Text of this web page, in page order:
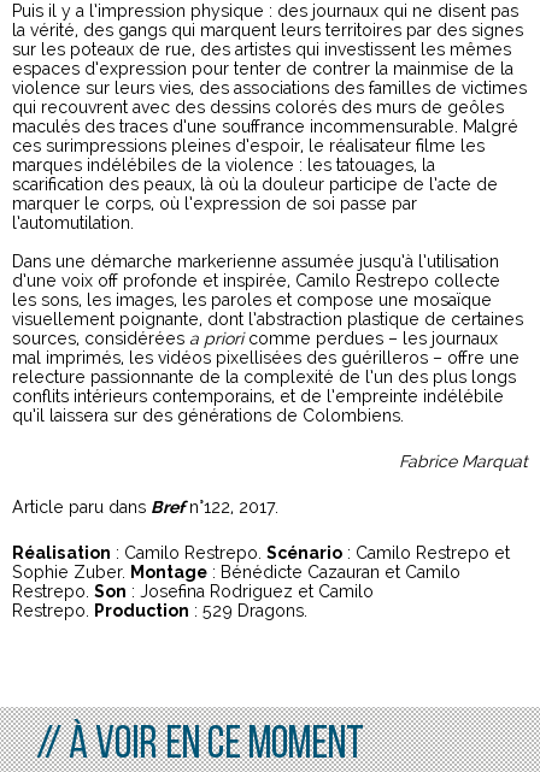
Puis il y a l’impression physique : des journaux qui ne disent pas
la vérité, des gangs qui marquent leurs territoires par des signes
sur les poteaux de rue, des artistes qui investissent les mêmes
espaces d’expression pour tenter de contrer la mainmise de la
violence sur leurs vies, des associations des familles de victimes
qui recouvrent avec des dessins colorés des murs de geôles
maculés des traces d’une souffrance incommensurable. Malgré
ces surimpressions pleines d’espoir, le réalisateur filme les
marques indélébiles de la violence : les tatouages, la
scarification des peaux, là où la douleur participe de l’acte de
marquer le corps, où l’expression de soi passe par
l’automutilation.
Dans une démarche markerienne assumée jusqu’à l’utilisation
d’une voix off profonde et inspirée, Camilo Restrepo collecte
les sons, les images, les paroles et compose une mosaïque
visuellement poignante, dont l’abstraction plastique de certaines
sources, considérées a prioricomme perdues – les journaux
mal imprimés, les vidéos pixellisées des guérilleros – offre une
relecture passionnante de la complexité de l’un des plus longs
conflits intérieurs contemporains, et de l’empreinte indélébile
qu’il laissera sur des générations de Colombiens.
Fabrice Marquat
Article paru dans Brefn°122, 2017.
Réalisation : Camilo Restrepo. Scénario : Camilo Restrepo et
Sophie Zuber. Montage : Bénédicte Cazauran et Camilo
Restrepo. Son : Josefina Rodriguez et Camilo
Restrepo.
Production : 529 Dragons.
// À voir en ce moment